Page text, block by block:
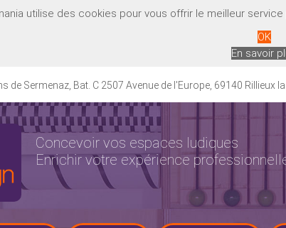
utilise des cookies pour vous offrir le meilleur
OK
En savoir
de Sermenaz, Bat. C 2507 Avenue de l'Europe, 69140 Rillieux
Concevoir vos espaces ludiques
Enrichir votre expérience